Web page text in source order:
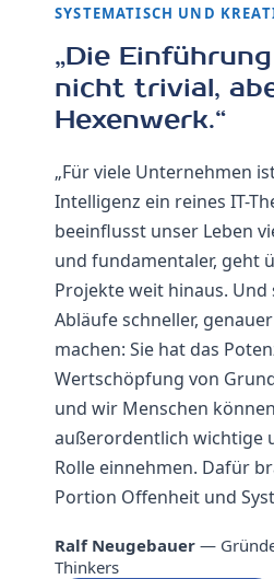
SYSTEMATISCH UND
„Die
nicht trivial,
Hexenwerk.“
„Für viele Unternehmen
Intelligenz ein reines IT-
beeinflusst unser Leben
und fundamentaler, geht
Projekte weit hinaus. Und
Abläufe schneller,
machen: Sie hat das
Wertschöpfung von
und wir Menschen
außerordentlich wichtige
Rolle einnehmen. Dafür
Portion Offenheit und
Ralf Neugebauer —
Thinkers